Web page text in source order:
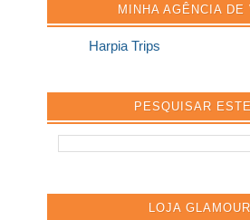
MINHA AGÊNCIA DE
Harpia Trips
PESQUISAR
LOJA